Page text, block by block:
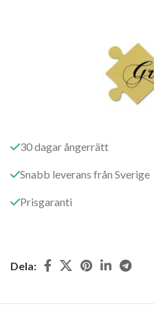
30 dagar ångerrätt
Snabb leverans från Sverige
Prisgaranti
Dela: